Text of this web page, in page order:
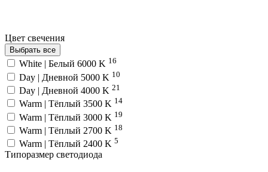
Цвет свечения
Выбрать все
White | Белый 6000 K 16
Day | Дневной 5000 K 10
Day | Дневной 4000 K 21
Warm | Тёплый 3500 K 14
Warm | Тёплый 3000 K 19
Warm | Тёплый 2700 K 18
Warm | Тёплый 2400 K 5
Типоразмер светодиода